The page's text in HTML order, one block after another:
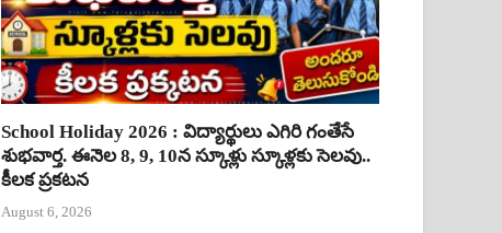
School Holiday 2026 : విద్యార్థులు ఎగిరి గంతేసే
శుభవార్త. ఈనెల 8, 9, 10న స్కూళ్లు స్కూళ్లకు సెలవు..
కీలక ప్రకటన
August 6, 2026